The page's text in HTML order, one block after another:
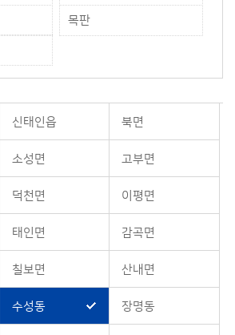
목판
신태인읍 북면
소성면 고부면
덕천면 이평면
태인면 감곡면
칠보면 산내면
수성동 장명동